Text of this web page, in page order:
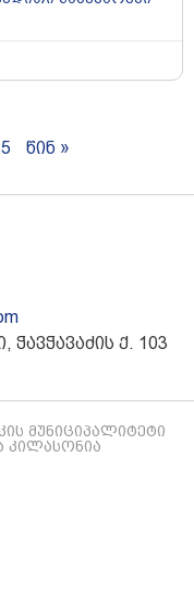
5 წინ »
ჭავჭავაძის ქ. 103
მუნიციპალიტეტი
კილასონია